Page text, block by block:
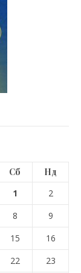
Сб
Нд
1
2
8
9
15
16
22 23